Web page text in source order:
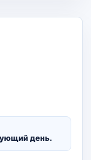
день.